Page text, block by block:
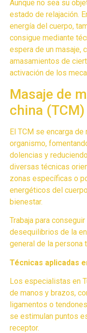
Aunque no sea su
estado de relajación.
energía del cuerpo,
consigue mediante
espera de un masaje,
amasamientos de
activación de los
Masaje de
china (TCM)
El TCM se encarga
organismo,
dolencias y
diversas técnicas
zonas específicas o
energéticos del
bienestar.
Trabaja para
desequilibrios de la
general de la persona
Técnicas aplicadas
Los especialistas en
de manos y brazos,
ligamentos o
se estimulan puntos
receptor.